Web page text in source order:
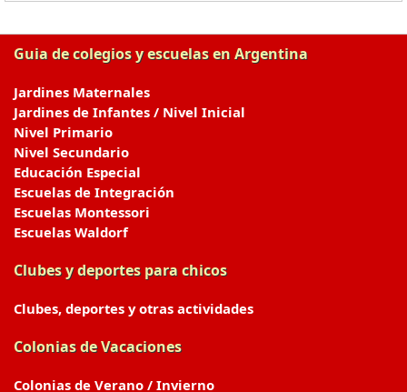
Guia de colegios y escuelas en Argentina
Jardines Maternales
Jardines de Infantes / Nivel Inicial
Nivel Primario
Nivel Secundario
Educación Especial
Escuelas de Integración
Escuelas Montessori
Escuelas Waldorf
Clubes y deportes para chicos
Clubes, deportes y otras actividades
Colonias de Vacaciones
Colonias de Verano / Invierno